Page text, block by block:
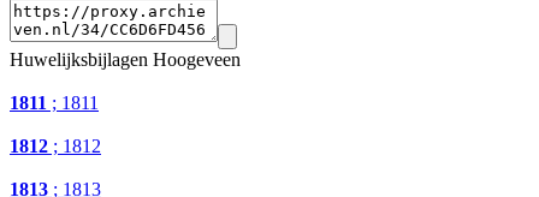
Huwelijksbijlagen Hoogeveen
1811 ; 1811
1812 ; 1812
1813 ; 1813